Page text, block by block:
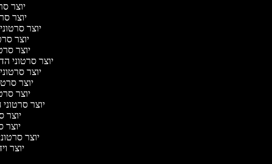
יוצר
יוצר
יוצר סרטוני
יוצר
יוצר
יוצר סרטוני
יוצר
יוצר
יוצר
יוצר
יוצר
יוצר
יוצר
יוצר